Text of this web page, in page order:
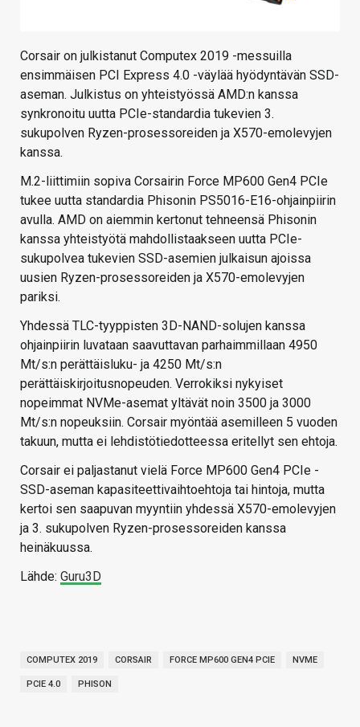
Corsair on julkistanut Computex 2019 -messuilla
ensimmäisen PCI Express 4.0 -väylää hyödyntävän SSD-
aseman. Julkistus on yhteistyössä AMD:n kanssa
synkronoitu uutta PCIe-standardia tukevien 3.
sukupolven Ryzen-prosessoreiden ja X570-emolevyjen
kanssa.
M.2-liittimiin sopiva Corsairin Force MP600 Gen4 PCIe
tukee uutta standardia Phisonin PS5016-E16-ohjainpiirin
avulla. AMD on aiemmin kertonut tehneensä Phisonin
kanssa yhteistyötä mahdollistaakseen uutta PCIe-
sukupolvea tukevien SSD-asemien julkaisun ajoissa
uusien Ryzen-prosessoreiden ja X570-emolevyjen
pariksi.
Yhdessä TLC-tyyppisten 3D-NAND-solujen kanssa
ohjainpiirin luvataan saavuttavan parhaimmillaan 4950
Mt/s:n perättäisluku- ja 4250 Mt/s:n
perättäiskirjoitusnopeuden. Verrokiksi nykyiset
nopeimmat NVMe-asemat yltävät noin 3500 ja 3000
Mt/s:n nopeuksiin. Corsair myöntää asemilleen 5 vuoden
takuun, mutta ei lehdistötiedotteessa eritellyt sen ehtoja.
Corsair ei paljastanut vielä Force MP600 Gen4 PCIe -
SSD-aseman kapasiteettivaihtoehtoja tai hintoja, mutta
kertoi sen saapuvan myyntiin yhdessä X570-emolevyjen
ja 3. sukupolven Ryzen-prosessoreiden kanssa
heinäkuussa.
Lähde: Guru3D
COMPUTEX 2019 CORSAIR FORCE MP600 GEN4 PCIE NVME
PCIE 4.0 PHISON